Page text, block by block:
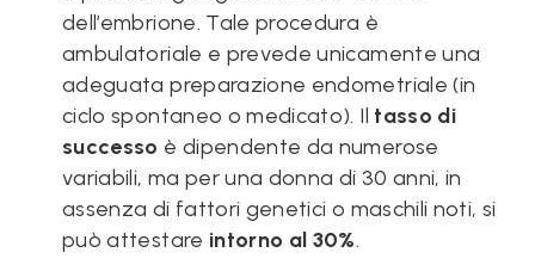
dell’embrione. Tale procedura è
ambulatoriale e prevede unicamente una
adeguata preparazione endometriale (in
ciclo spontaneo o medicato). Il tasso di
successo è dipendente da numerose
variabili, ma per una donna di 30 anni, in
assenza di fattori genetici o maschili noti, si
può attestare intorno al 30%.